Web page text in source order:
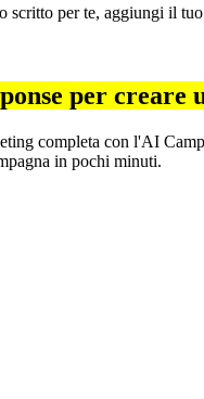
scritto per te, aggiungi il
per creare
completa con l'AI
in pochi minuti.